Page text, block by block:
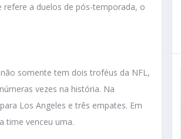
refere a duelos de pós-temporada, o
somente tem dois troféus da NFL,
vezes na história. Na
Los Angeles e três empates. Em
time venceu uma.